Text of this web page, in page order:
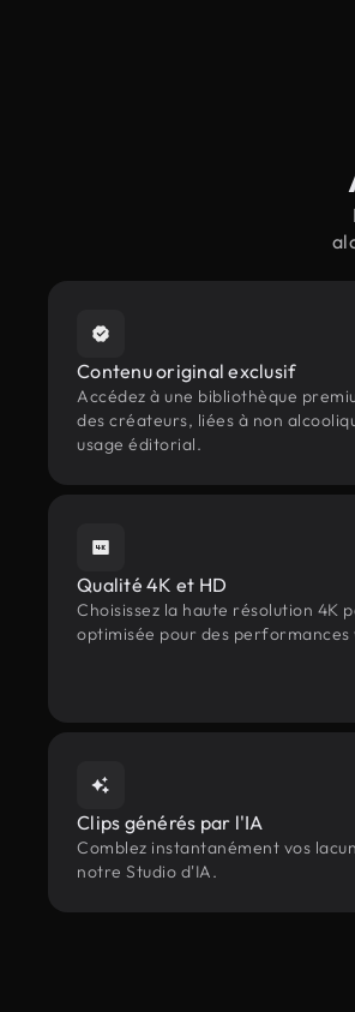
Contenu original exclusif
Accédez à une bibliothèque
des créateurs, liées à non
usage éditorial.
Qualité 4K et HD
Choisissez la haute résolution 4K
optimisée pour des performances
Clips générés par l'IA
Comblez instantanément vos
notre Studio d'IA.